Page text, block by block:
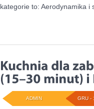
kategorie to: Aerodynamika i
GRU -
ADMIN